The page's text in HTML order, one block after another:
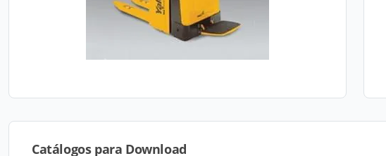
Catálogos para Download